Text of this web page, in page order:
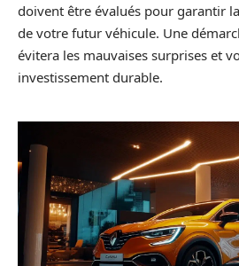
doivent être évalués pour garantir
de votre futur véhicule. Une
évitera les mauvaises surprises et
investissement durable.